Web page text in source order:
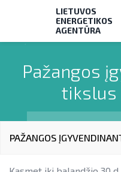
Teikti ir
Mokėjimo
PRIEIGŲ
Aktuali
LIETUVOS
ENERGETIKOS
AGENTŪRA
Pažangos
tikslus
PAŽANGOS
EVE DIDINIMO VEIKSMŲ